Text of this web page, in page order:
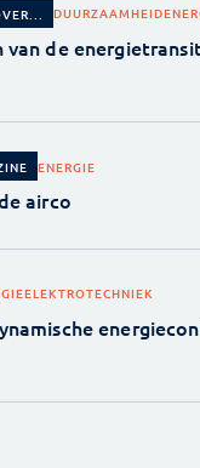
DUURZAAMHEID
van de
ENERGIE
airco
ELEKTROTECHNIEK